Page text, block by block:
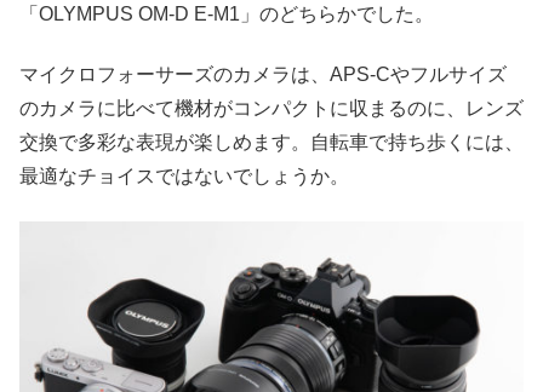
「OLYMPUS OM-D E-M1」のどちらかでした。
マイクロフォーサーズのカメラは、APS-Cやフルサイズ
のカメラに比べて機材がコンパクトに収まるのに、レンズ
交換で多彩な表現が楽しめます。自転車で持ち歩くには、
最適なチョイスではないでしょうか。